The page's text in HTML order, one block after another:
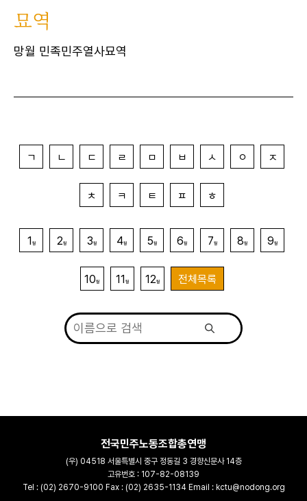
묘역
망월 민족민주열사묘역
ㄱ ㄴ ㄷ ㄹ ㅁ ㅂ ㅅ ㅇ ㅈ
ㅊ ㅋ ㅌ ㅍ ㅎ
1 월 2월 3월 4월 5월 6월 7월 8월 9월
10월 11 월 12월 전체목록
전국민주노동조합총연맹
(우) 04518 서울특별시 중구 정동길 3 경향신문사 14층
고유번호 : 107-82-08139
Tel : (02) 2670-9100 Fax : (02) 2635-1134 Email : kctu@nodong.org